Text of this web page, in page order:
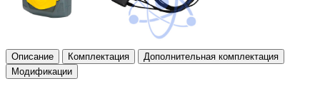
Описание Комплектация
Дополнительная комплектация
Модификации